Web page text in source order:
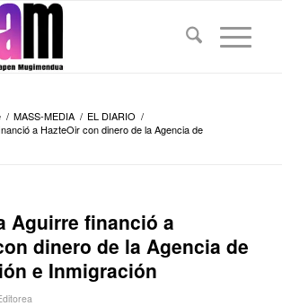
/ MASS-MEDIA / EL DIARIO /
a HazteOir con dinero de la Agencia de
Aguirre financió a
dinero de la Agencia de
e Inmigración